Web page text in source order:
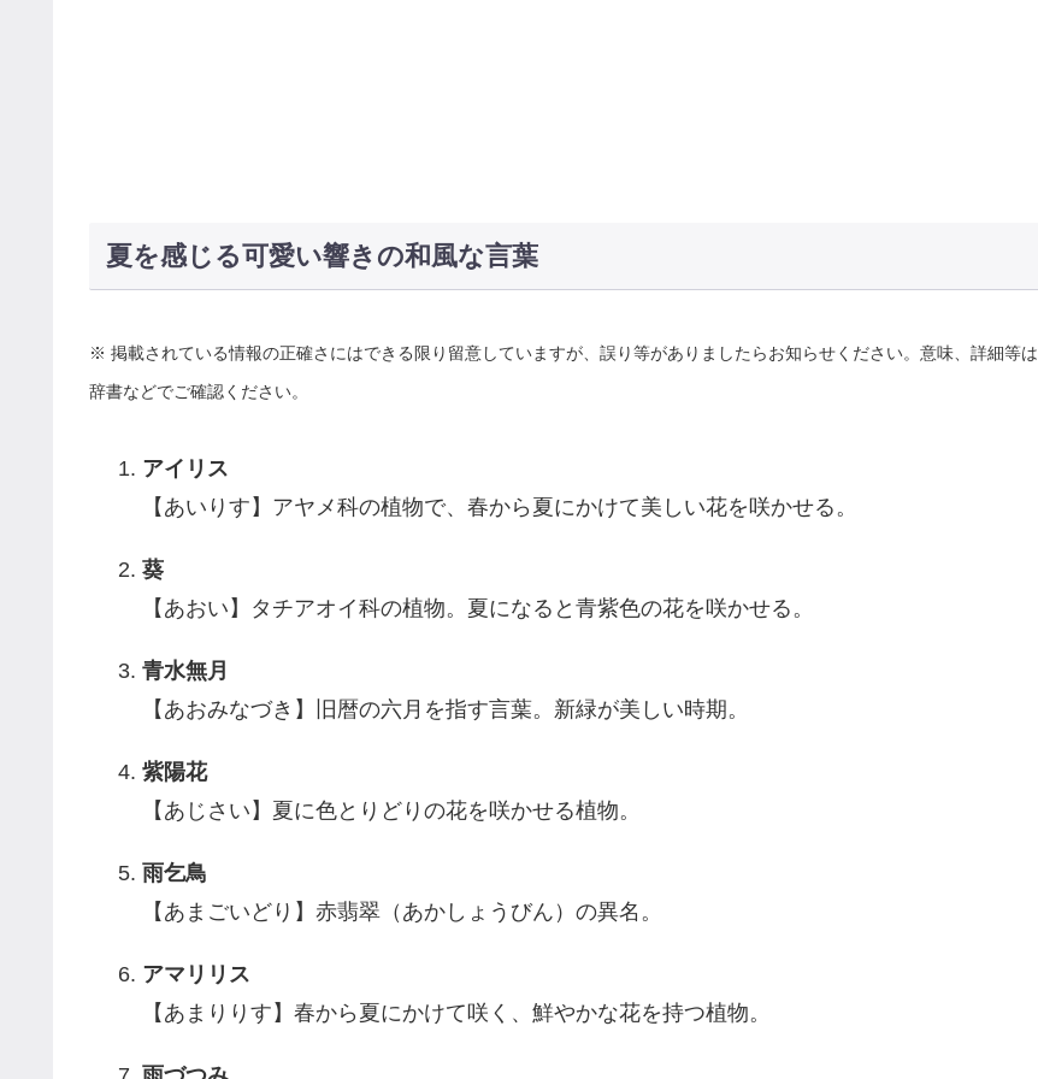
夏を感じる可愛い響きの和風な言葉
※ 掲載されている情報の正確さにはできる限り留意していますが、誤り等がありましたらお知らせください。意味、詳細等は
辞書などでご確認ください。
アイリス
【あいりす】アヤメ科の植物で、春から夏にかけて美しい花を咲かせる。
葵
【あおい】タチアオイ科の植物。夏になると青紫色の花を咲かせる。
青水無月
【あおみなづき】旧暦の六月を指す言葉。新緑が美しい時期。
紫陽花
【あじさい】夏に色とりどりの花を咲かせる植物。
雨乞鳥
【あまごいどり】赤翡翠（あかしょうびん）の異名。
アマリリス
【あまりりす】春から夏にかけて咲く、鮮やかな花を持つ植物。